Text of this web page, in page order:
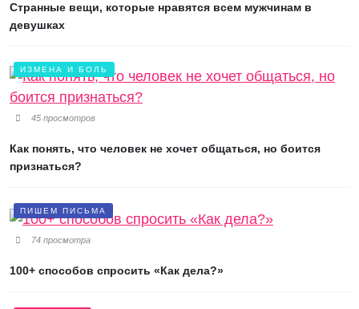
Странные вещи, которые нравятся всем мужчинам в
девушках
ИЗМЕНА И БОЛЬ
45 просмотров
Как понять, что человек не хочет общаться, но боится
признаться?
ПИШЕМ ПИСЬМА
74 просмотра
100+ способов спросить «Как дела?»